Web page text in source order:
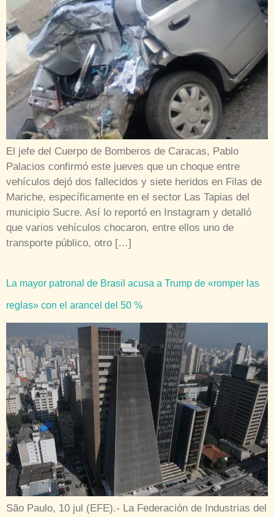
El jefe del Cuerpo de Bomberos de Caracas, Pablo
Palacios confirmó este jueves que un choque entre
vehículos dejó dos fallecidos y siete heridos en Filas de
Mariche, específicamente en el sector Las Tapias del
municipio Sucre. Así lo reportó en Instagram y detalló
que varios vehículos chocaron, entre ellos uno de
transporte público, otro […]
La mayor patronal de Brasil acusa a Trump de «romper las
reglas» con el arancel del 50 %
São Paulo, 10 jul (EFE).- La Federación de Industrias del